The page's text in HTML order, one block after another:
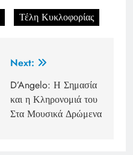
Τέλη Κυκλοφορίας
Next:
D’Angelo: Η Σημασία
και η Κληρονομιά του
Στα Μουσικά Δρώμενα